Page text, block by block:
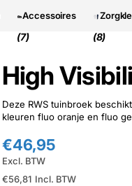
Accessoires
(7) (8)
High
Deze RWS tuinbroek
kleuren fluo oranje en fluo
€56,81 Incl. BTW
€46,95
Excl. BTW